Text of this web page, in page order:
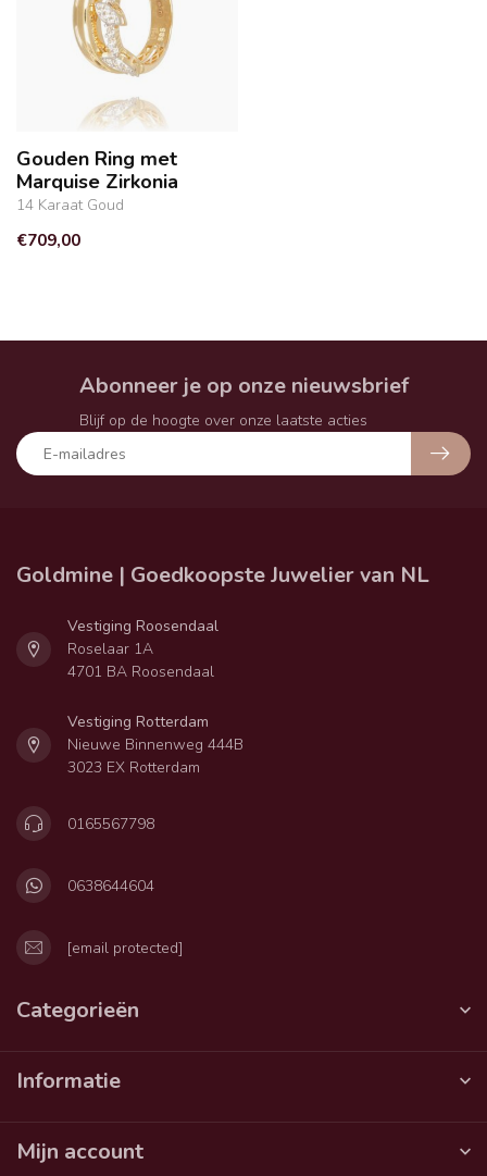
Gouden Ring met
Marquise Zirkonia
14 Karaat Goud
€709,00
Abonneer je op onze nieuwsbrief
Blijf op de hoogte over onze laatste acties
Goldmine | Goedkoopste Juwelier van NL
Vestiging Roosendaal
Roselaar 1A
4701 BA Roosendaal
Vestiging Rotterdam
Nieuwe Binnenweg 444B
3023 EX Rotterdam
0165567798
0638644604
[email protected]
Categorieën
Informatie
Mijn account